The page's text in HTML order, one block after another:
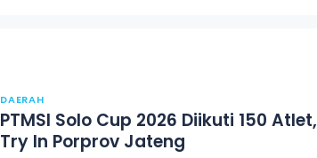
DAERAH
PTMSI Solo Cup 2026 Diikuti 150
Try In Porprov Jateng